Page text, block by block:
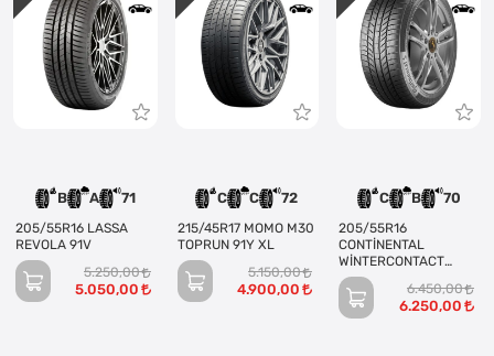
B A 71
205/55R16 LASSA
REVOLA 91V
5.250,00
5.050,00
C C 72
215/45R17 MOMO M30
TOPRUN 91Y XL
5.150,00
4.900,00
C B 70
205/55R16
CONTİNENTAL
WİNTERCONTACT
TS870 91T
6.450,00
6.250,00